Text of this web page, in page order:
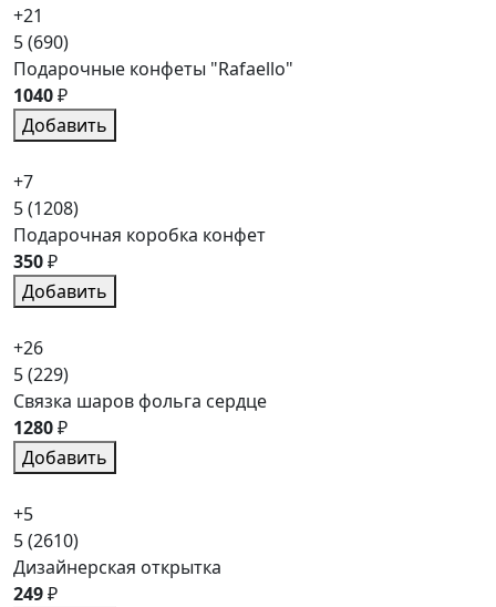
+21
5(690)
Подарочные конфеты "Rafaello"
1040₽
Добавить
+7
5(1208)
Подарочная коробка конфет
350₽
Добавить
+26
5(229)
Связка шаров фольга сердце
1280₽
Добавить
+5
5(2610)
Дизайнерская открытка
249₽